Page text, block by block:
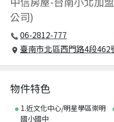
公司)
06-2812-777
臺南市北區西門路4段462
物件特色
1.近文化中心/明星學區崇明
國小國中